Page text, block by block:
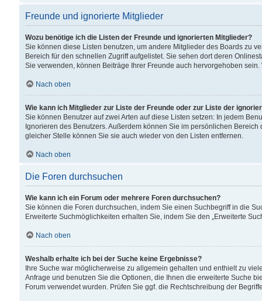
Freunde und ignorierte Mitglieder
Wozu benötige ich die Listen der Freunde und ignorierten Mitglieder?
Sie können diese Listen benutzen, um andere Mitglieder des Boards zu
Bereich für den schnellen Zugriff aufgelistet. Sie sehen dort deren
Sie verwenden, können Beiträge Ihrer Freunde auch hervorgehoben
Nach oben
Wie kann ich Mitglieder zur Liste der Freunde oder zur Liste der
Sie können Benutzer auf zwei Arten auf diese Listen setzen: In jedem
Ignorieren des Benutzers. Außerdem können Sie im persönlichen
gleicher Stelle können Sie sie auch wieder von den Listen entfernen.
Nach oben
Die Foren durchsuchen
Wie kann ich ein Forum oder mehrere Foren durchsuchen?
Sie können die Foren durchsuchen, indem Sie einen Suchbegriff in die
Erweiterte Suchmöglichkeiten erhalten Sie, indem Sie den „Erweiterte
Nach oben
Weshalb erhalte ich bei der Suche keine Ergebnisse?
Ihre Suche war möglicherweise zu allgemein gehalten und enthielt zu
Anfrage und benutzen Sie die Optionen, die Ihnen die erweiterte Suche
Forum verwendet wurden. Prüfen Sie ggf. die Rechtschreibung der